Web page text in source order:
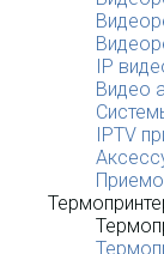
IP
Видео
IPTV